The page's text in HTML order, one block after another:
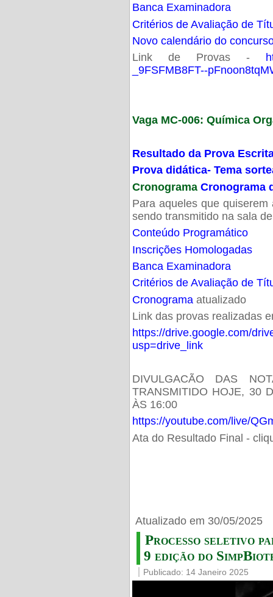
Banca Examinadora
Critérios de Avaliação de
Novo calendário do
Link de Provas -
_9FSFMB8FT--
Vaga MC-006: Química
Resultado da Prova
Prova didática- Tema
Cronograma Cronograma
Para aqueles que
sendo transmitido na sala
Conteúdo Programático
Inscrições Homologadas
Banca Examinadora
Critérios de Avaliação de
Cronogramaatualizado
Link das provas realizadas
https://drive.google.com/
usp=drive_link
DIVULGACÃO DAS
TRANSMITIDO HOJE, 30
ÀS 16:00
https://youtube.com/live/
Ata do Resultado Final -
Atualizado em 30/05/2025
Processo seletivo
9 edição do
Publicado: 14 Janeiro 2025